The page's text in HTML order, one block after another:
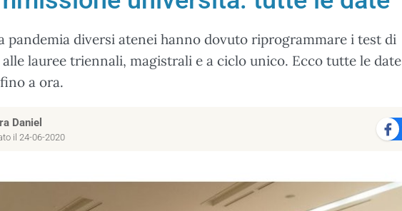
pandemia diversi atenei hanno dovuto riprogrammare i test di
lauree triennali, magistrali e a ciclo unico. Ecco tutte le date
a ora.
Daniel
il 24-06-2020